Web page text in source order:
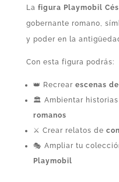
La figura Playmobil
gobernante romano,
y poder en la
Con esta figura podrás:
👑 Recrear escenas
🏛️ Ambientar historias
romanos
⚔️ Crear relatos de
🎭 Ampliar tu
Playmobil